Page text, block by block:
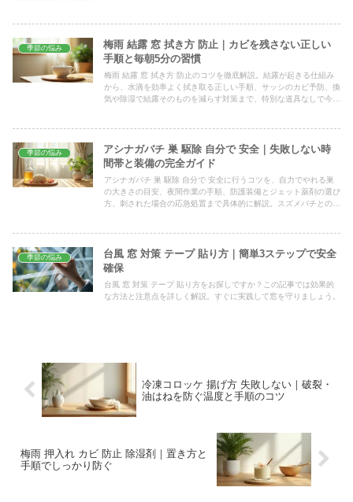
季節の悩み
梅雨 結露 窓 拭き方 防止｜カビを残さない正しい
手順と毎朝5分の習慣
梅雨 結露 窓 拭き方 防止のコツを徹底解説。結露が起きる仕組み
から、水滴を効率よく拭き取る正しい手順、サッシのカビ予防、換
気や除湿で結露そのものを減らす対策まで、特別な道具なしで今日
季節の悩み
アシナガバチ 巣 駆除 自分で 安全｜失敗しない時
間帯と装備の完全ガイド
アシナガバチ 巣 駆除 自分で 安全に行うコツを、自力でやれる巣
の大きさの目安、夜間作業の手順、防護装備とジェット薬剤の選び
方、刺された場合の応急処置まで具体的に解説。スズメバチとの見
季節の悩み
台風 窓 対策 テープ 貼り方｜簡単3ステップで安全
確保
台風 窓 対策 テープ 貼り方をお探しですか？この記事では効果的
な方法と注意点を詳しく解説。すぐに実践して窓を守りましょう。
冷凍コロッケ 揚げ方 失敗しない｜破裂・
油はねを防ぐ温度と手順のコツ
梅雨 押入れ カビ 防止 除湿剤｜置き方と
手順でしっかり防ぐ